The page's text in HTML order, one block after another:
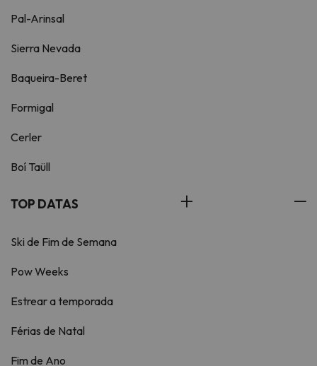
Pal-Arinsal
Sierra Nevada
Baqueira-Beret
Formigal
Cerler
Boí Taüll
TOP DATAS
Ski de Fim de Semana
Pow Weeks
Estrear a temporada
Férias de Natal
Fim de Ano